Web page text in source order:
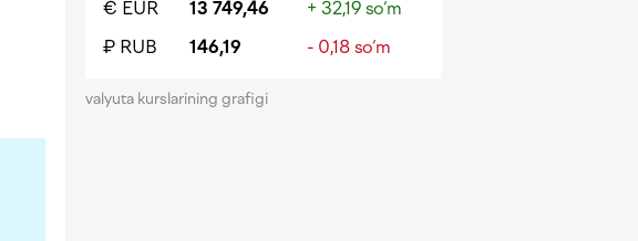
€ EUR
13 749,46
+ 32,19 so‘m
₽ RUB
146,19 - 0,18 so‘m
valyuta kurslarining grafigi